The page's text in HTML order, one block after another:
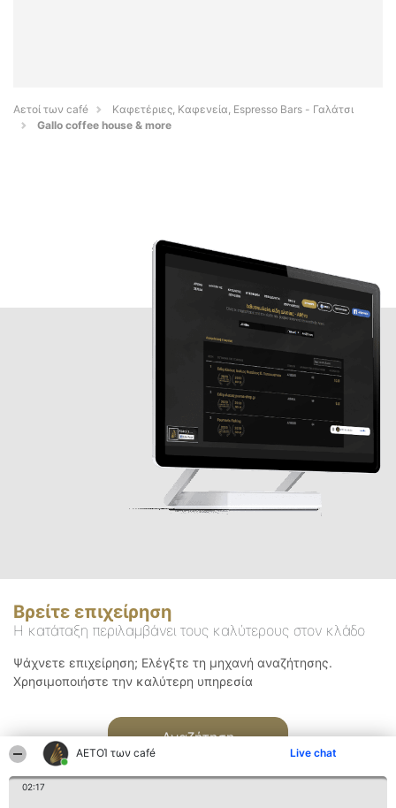
ΑΕΤΟΊ των café Live chat
02:17
Αετοί των café
Καφετέριες, Καφενεία, Espresso Bars - Γαλάτσι
Gallo coffee house & more
Βρείτε επιχείρηση
Η κατάταξη περιλαμβάνει τους καλύτερους στον κλάδο
Ψάχνετε επιχείρηση; Ελέγξτε τη μηχανή αναζήτησης.
Χρησιμοποιήστε την καλύτερη υπηρεσία
Αναζήτηση